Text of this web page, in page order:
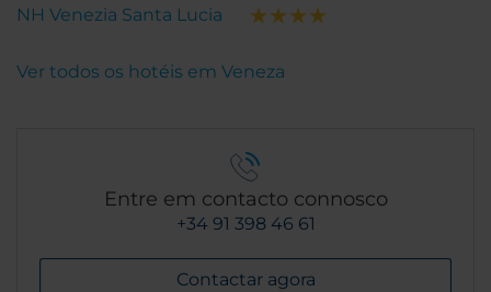
NH Venezia Santa Lucia
Ver todos os hotéis em Veneza
Entre em contacto connosco
+34 91 398 46 61
Contactar agora